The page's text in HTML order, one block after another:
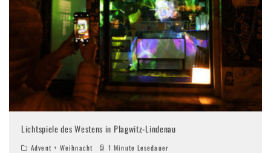
Lichtspiele des Westens in Plagwitz-Lindenau
Advent + Weihnacht 1 Minute Lesedauer